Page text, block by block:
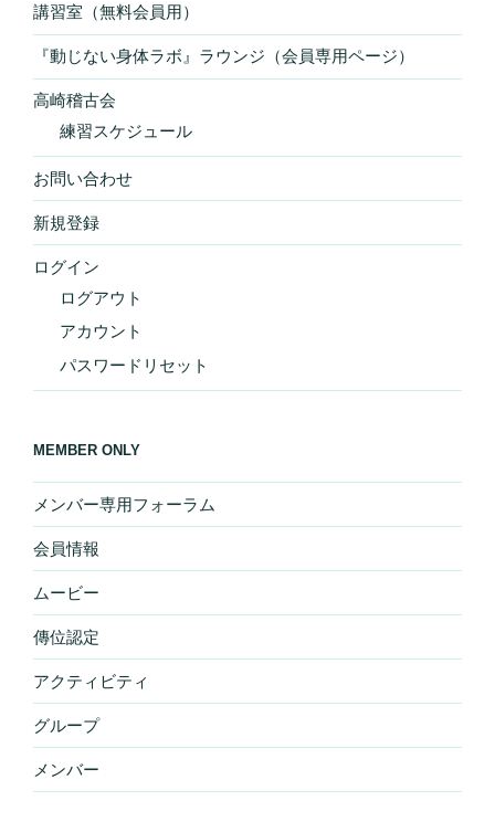
講習室（無料会員用）
『動じない身体ラボ』ラウンジ（会員専用ページ）
高崎稽古会
練習スケジュール
お問い合わせ
新規登録
ログイン
ログアウト
アカウント
パスワードリセット
MEMBER ONLY
メンバー専用フォーラム
会員情報
ムービー
傳位認定
アクティビティ
グループ
メンバー